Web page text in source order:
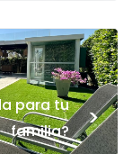
para tu
familia?
>